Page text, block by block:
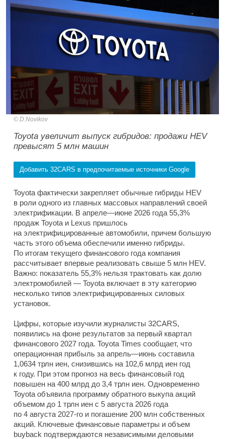
D.Novikov
Toyota увеличит выпуск гибридов: продажи HEV
превысят 5 млн машин
Добавить 32CARS в предпочитаемые источники Google
Toyota фактически закрепляет обычные гибриды HEV
в роли одного из главных массовых направлений своей
электрификации. В апреле—июне 2026 года 55,3%
продаж Toyota и Lexus пришлось
на электрифицированные автомобили, причем большую
часть этого объема обеспечили именно гибриды.
По итогам текущего финансового года компания
рассчитывает впервые реализовать свыше 5 млн HEV.
Важно: показатель 55,3% нельзя трактовать как долю
электромобилей — Toyota включает в эту категорию
несколько типов электрифицированных силовых
установок.
Цифры, которые изучили журналисты 32CARS,
появились на фоне результатов за первый квартал
финансового 2027 года. Toyota Times сообщает, что
операционная прибыль за апрель—июнь составила
1,0634 трлн иен, снизившись на 102,6 млрд иен год
к году. При этом прогноз на весь финансовый год
повышен на 400 млрд до 3,4 трлн иен. Одновременно
Toyota объявила программу обратного выкупа акций
объемом до 1 трлн иен с 5 августа 2026 года
по 4 августа 2027-го и погашение 200 млн собственных
акций. Ключевые финансовые параметры и объем
buyback подтверждаются независимыми деловыми